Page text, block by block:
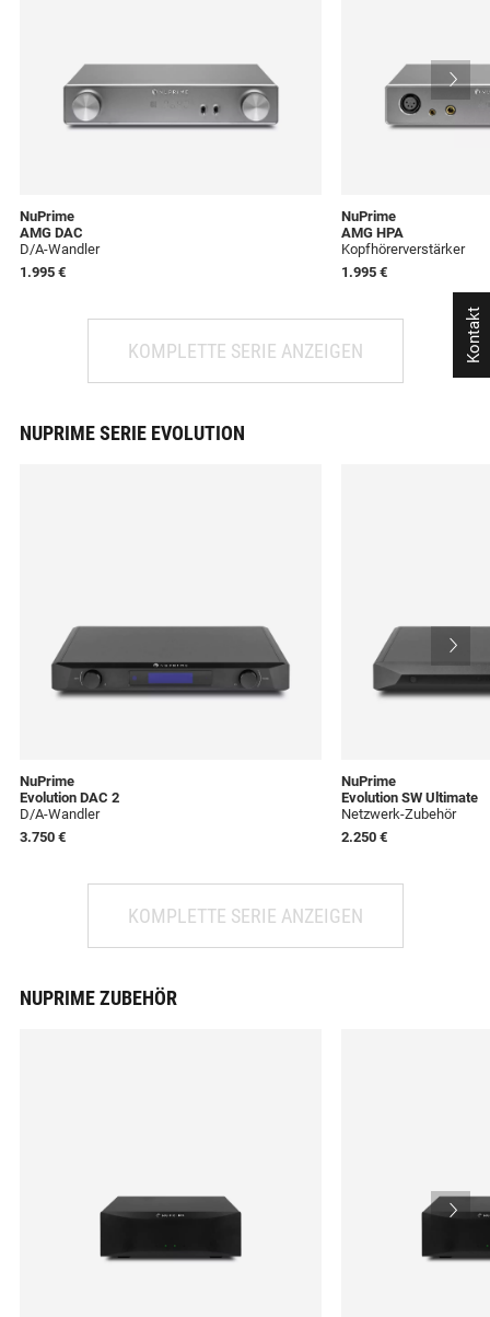
NuPrime
AMG DAC
D/A-Wandler
1.995 €
NuPrime
AMG HPA
Kopfhörerverstärker
1.995 €
KOMPLETTE SERIE ANZEIGEN
NUPRIME SERIE EVOLUTION
NuPrime
Evolution DAC 2
D/A-Wandler
3.750 €
NuPrime
Evolution SW Ultimate
Netzwerk-Zubehör
2.250 €
KOMPLETTE SERIE ANZEIGEN
NUPRIME ZUBEHÖR
Kontakt